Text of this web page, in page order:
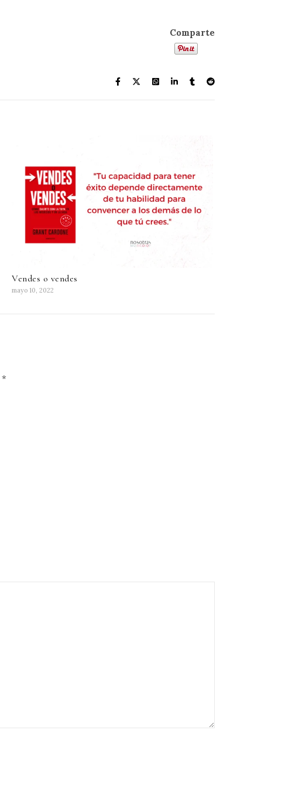
Comparte
Vendes o vendes
mayo 10, 2022
*